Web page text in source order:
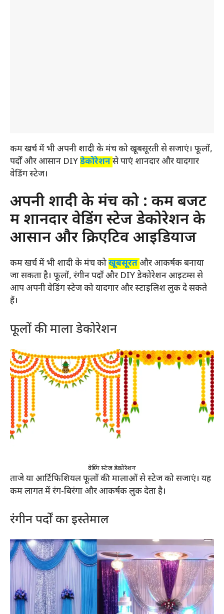
कम खर्च में भी अपनी शादी के मंच को खूबसूरती से सजाएं। फूलों,
पर्दों और आसान DIYडेकोरेशनसे पाएं शानदार और यादगार
वेडिंग स्टेज।
अपनी शादी के मंच को : कम बजट
में शानदार वेडिंग स्टेज डेकोरेशन के
आसान और क्रिएटिव आइडियाज
कम खर्च में भी शादी के मंच कोखूबसूरतऔर आकर्षक बनाया
जा सकता है। फूलों, रंगीन पर्दों और DIY डेकोरेशन आइटम्स से
आप अपनी वेडिंग स्टेज को यादगार और स्टाइलिश लुक दे सकते
हैं।
फूलों की माला डेकोरेशन
वेडिंग स्टेज डेकोरेशन
ताजे या आर्टिफिशियल फूलों की मालाओं से स्टेज को सजाएं। यह
कम लागत में रंग-बिरंगा और आकर्षक लुक देता है।
रंगीन पर्दों का इस्तेमाल